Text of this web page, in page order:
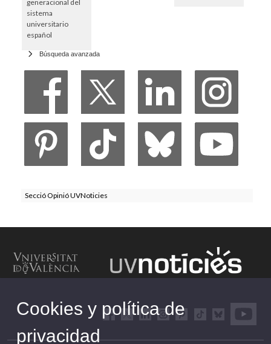
generacional del
sistema
universitario
español
Búsqueda avanzada
Secció Opinió UVNoticies
Cookies y política de
privacidad